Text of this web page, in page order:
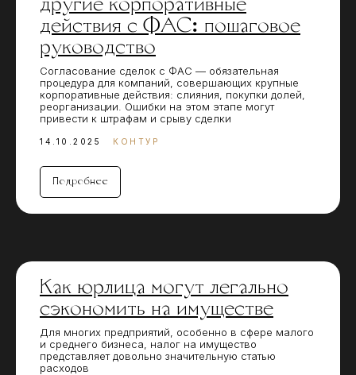
другие корпоративные
действия с ФАС: пошаговое
руководство
Согласование сделок с ФАС — обязательная
процедура для компаний, совершающих крупные
корпоративные действия: слияния, покупки долей,
реорганизации. Ошибки на этом этапе могут
привести к штрафам и срыву сделки
14.10.2025 КОНТУР
Подробнее
Как юрлица могут легально
сэкономить на имуществе
Для многих предприятий, особенно в сфере малого
и среднего бизнеса, налог на имущество
представляет довольно значительную статью
расходов